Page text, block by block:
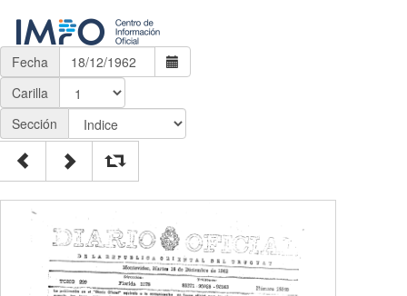
Fecha
Carilla
Sección